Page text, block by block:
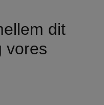
dit
vores